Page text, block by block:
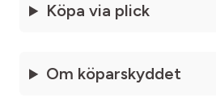
Köpa via plick
Om köparskyddet